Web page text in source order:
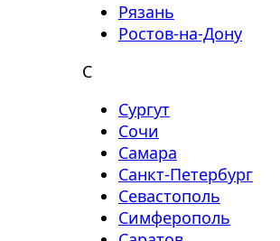
Рязань
Ростов-на-Дону
С
Сургут
Сочи
Самара
Санкт-Петербург
Севастополь
Симферополь